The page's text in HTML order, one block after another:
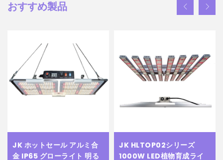
おすすめ製品
JK ホットセール アルミ合
金 IP65 グローライト 明る
JK HLTOP02シリーズ
1000W LED植物育成ライ